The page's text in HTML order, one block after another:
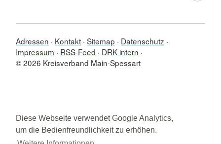
Diese Webseite verwendet Google Analytics,
um die Bedienfreundlichkeit zu erhöhen.
Adressen Kontakt Sitemap
Datenschutz
Impressum
RSS-Feed
DRK intern
© 2026 Kreisverband Main-Spessart